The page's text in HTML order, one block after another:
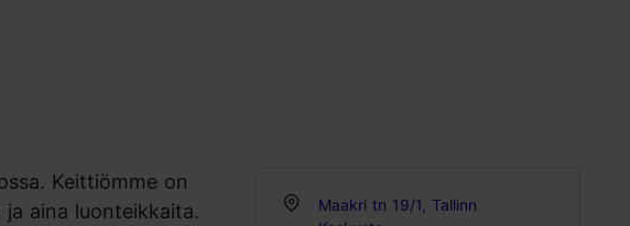
Keittiömme on
aina luonteikkaita.
Maakri tn 19/1, Tallinn